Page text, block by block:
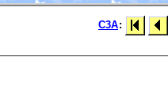
C3A: